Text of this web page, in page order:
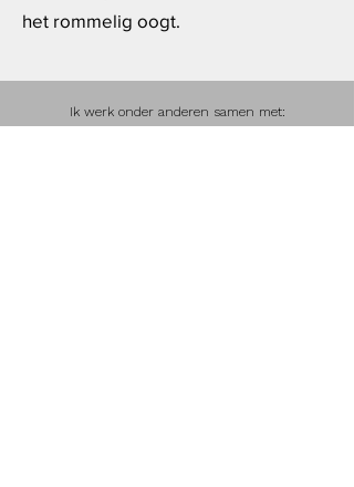
het rommelig oogt.
Ik werk onder anderen samen met: